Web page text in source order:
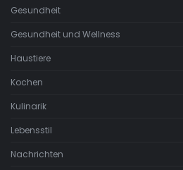
Gesundheit
Gesundheit und Wellness
Haustiere
Kochen
Kulinarik
Lebensstil
Nachrichten